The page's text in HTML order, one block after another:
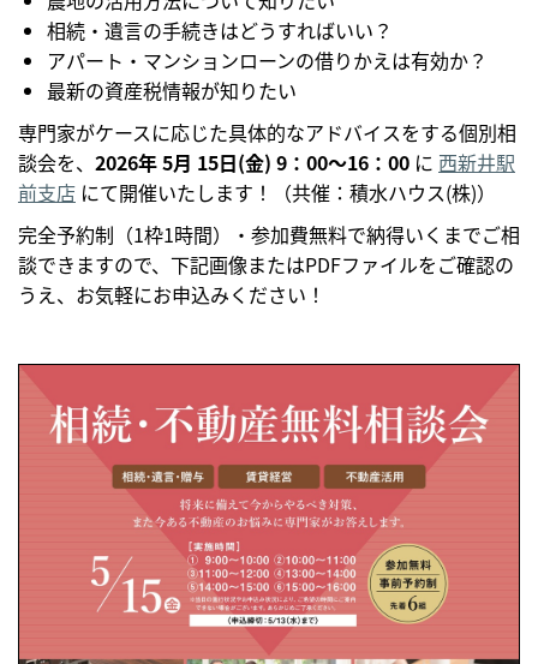
相続・遺言の手続きはどうすればいい？
アパート・マンションローンの借りかえは有効か？
最新の資産税情報が知りたい
専門家がケースに応じた具体的なアドバイスをする個別相
談会を、 2026年 5月 15日(金) 9：00～16：00 に 西新井駅
前支店 にて開催いたします！（共催：積水ハウス(株)）
完全予約制（1枠1時間）・参加費無料で納得いくまでご相
談できますので、下記画像またはPDFファイルをご確認の
うえ、お気軽にお申込みください！